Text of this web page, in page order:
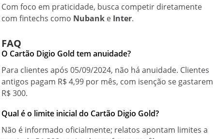
Com foco em praticidade, busca competir diretamente
com fintechs como Nubank e Inter.
FAQ
O Cartão Digio Gold tem anuidade?
Para clientes após 05/09/2024, não há anuidade. Clientes
antigos pagam R$ 4,99 por mês, com isenção se gastarem
R$ 300.
Qual é o limite inicial do Cartão Digio Gold?
Não é informado oficialmente; relatos apontam limites a